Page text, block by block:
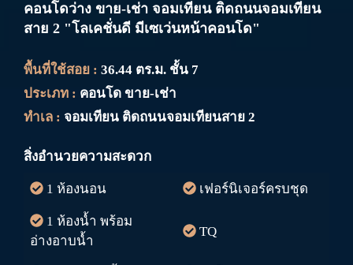
คอนโดว่าง ขาย-เช่า จอมเทียน ติดถนนจอมเทียน
สาย 2 "โลเคชั่นดี มีเซเว่นหน้าคอนโด"
พื้นที่ใช้สอย : 36.44 ตร.ม. ชั้น 7
ประเภท : คอนโด ขาย-เช่า
ทำเล : จอมเทียน ติดถนนจอมเทียนสาย 2
สิ่งอำนวยความสะดวก
1 ห้องนอน เฟอร์นิเจอร์ครบชุด
1 ห้องน้ำ พร้อม
อ่างอาบน้ำ
TQ